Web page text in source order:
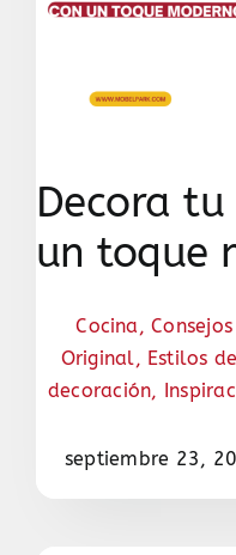
Decora
un toque
Cocina ,
Original, Estilos
decoración,
septiembre 23,